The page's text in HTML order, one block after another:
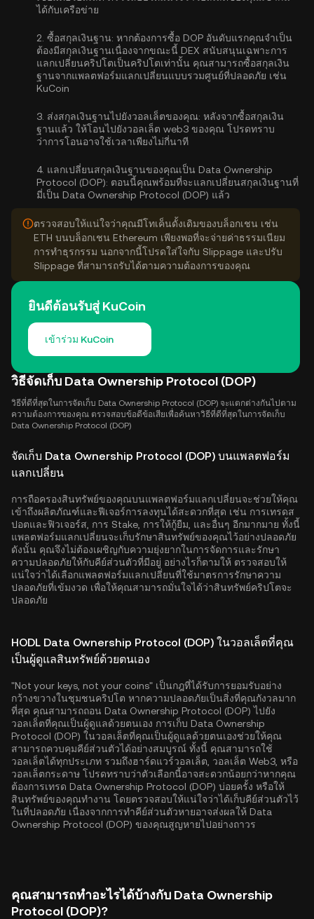
ได้กับเครือข่าย
2. ซื้อสกุลเงินฐาน: หากต้องการซื้อ DOP อันดับแรกคุณจำเป็น
ต้องมีสกุลเงินฐานเนื่องจากขณะนี้ DEX สนับสนุนเฉพาะการ
แลกเปลี่ยนคริปโตเป็นคริปโตเท่านั้น คุณสามารถซื้อสกุลเงิน
ฐานจากแพลตฟอร์มแลกเปลี่ยนแบบรวมศูนย์ที่ปลอดภัย เช่น
KuCoin
3. ส่งสกุลเงินฐานไปยังวอลเล็ตของคุณ: หลังจากซื้อสกุลเงิน
ฐานแล้ว ให้โอนไปยังวอลเล็ต web3 ของคุณ โปรดทราบ
ว่าการโอนอาจใช้เวลาเพียงไม่กี่นาที
4. แลกเปลี่ยนสกุลเงินฐานของคุณเป็น Data Ownership
Protocol (DOP): ตอนนี้คุณพร้อมที่จะแลกเปลี่ยนสกุลเงินฐานที่
มี่เป็น Data Ownership Protocol (DOP) แล้ว
ตรวจสอบให้แน่ใจว่าคุณมีโทเค็นดั้งเดิมของบล็อกเชน เช่น
ETH บนบล็อกเชน Ethereum เพียงพอที่จะจ่ายค่าธรรมเนียม
การทำธุรกรรม นอกจากนี้โปรดใส่ใจกับ Slippage และปรับ
Slippage ที่สามารถรับได้ตามความต้องการของคุณ
ยินดีต้อนรับสู่ KuCoin
เข้าร่วม KuCoin
วิธีจัดเก็บ Data Ownership Protocol (DOP)
วิธีที่ดีที่สุดในการจัดเก็บ Data Ownership Protocol (DOP) จะแตกต่างกันไปตาม
ความต้องการของคุณ ตรวจสอบข้อดีข้อเสียเพื่อค้นหาวิธีที่ดีที่สุดในการจัดเก็บ
Data Ownership Protocol (DOP)
จัดเก็บ Data Ownership Protocol (DOP) บนแพลตฟอร์ม
แลกเปลี่ยน
การถือครองสินทรัพย์ของคุณบนแพลตฟอร์มแลกเปลี่ยนจะช่วยให้คุณ
เข้าถึงผลิตภัณฑ์และฟีเจอร์การลงทุนได้สะดวกที่สุด เช่น การเทรดส
ปอตและฟิวเจอร์ส, การ Stake, การให้กู้ยืม, และอื่นๆ อีกมากมาย ทั้งนี้
แพลตฟอร์มแลกเปลี่ยนจะเก็บรักษาสินทรัพย์ของคุณไว้อย่างปลอดภัย
ดังนั้น คุณจึงไม่ต้องเผชิญกับความยุ่งยากในการจัดการและรักษา
ความปลอดภัยให้กับคีย์ส่วนตัวที่มีอยู่ อย่างไรก็ตามให้ ตรวจสอบให้
แน่ใจว่าได้เลือกแพลตฟอร์มแลกเปลี่ยนที่ใช้มาตรการรักษาความ
ปลอดภัยที่เข้มงวด เพื่อให้คุณสามารถมั่นใจได้ว่าสินทรัพย์คริปโตจะ
ปลอดภัย
HODL Data Ownership Protocol (DOP) ในวอลเล็ตที่คุณ
เป็นผู้ดูแลสินทรัพย์ด้วยตนเอง
"Not your keys, not your coins" เป็นกฎที่ได้รับการยอมรับอย่าง
กว้างขวางในชุมชนคริปโต หากความปลอดภัยเป็นสิ่งที่คุณกังวลมาก
ที่สุด คุณสามารถถอน Data Ownership Protocol (DOP) ไปยัง
วอลเล็ตที่คุณเป็นผู้ดูแลด้วยตนเอง การเก็บ Data Ownership
Protocol (DOP) ในวอลเล็ตที่คุณเป็นผู้ดูแลด้วยตนเองช่วยให้คุณ
สามารถควบคุมคีย์ส่วนตัวได้อย่างสมบูรณ์ ทั้งนี้ คุณสามารถใช้
วอลเล็ตได้ทุกประเภท รวมถึงฮาร์ดแวร์วอลเล็ต, วอลเล็ต Web3, หรือ
วอลเล็ตกระดาษ โปรดทราบว่าตัวเลือกนี้อาจสะดวกน้อยกว่าหากคุณ
ต้องการเทรด Data Ownership Protocol (DOP) บ่อยครั้ง หรือให้
สินทรัพย์ของคุณทำงาน โดยตรวจสอบให้แน่ใจว่าได้เก็บคีย์ส่วนตัวไว้
ในที่ปลอดภัย เนื่องจากการทำคีย์ส่วนตัวหายอาจส่งผลให้ Data
Ownership Protocol (DOP) ของคุณสูญหายไปอย่างถาวร
คุณสามารถทำอะไรได้บ้างกับ Data Ownership
Protocol (DOP)?